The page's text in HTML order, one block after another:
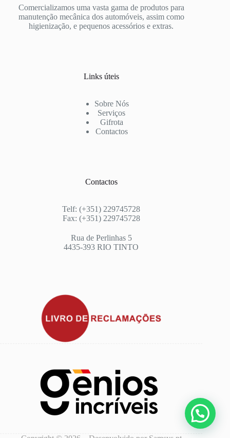
Comercializamos uma vasta gama de produtos para
manutenção mecânica dos automóveis, assim como
higienização, e pequenos acessórios e extras.
Links úteis
Sobre Nós
Serviços
Gifrota
Contactos
Contactos
Telf: (+351) 229745728
Fax: (+351) 229745728
Rua de Perlinhas 5
4435-393 RIO TINTO